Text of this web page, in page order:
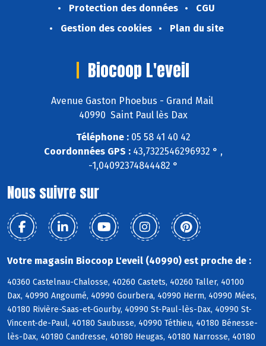
Protection des données
CGU
Gestion des cookies
Plan du site
Biocoop L'eveil
Avenue Gaston Phoebus - Grand Mail
40990 Saint Paul lès Dax
Téléphone :05 58 41 40 42
Coordonnées GPS :43,7322546296932 ° ,
-1,04092374844482 °
Nous suivre sur
Votre magasin Biocoop L'eveil (40990) est proche de :
40360 Castelnau-Chalosse, 40260 Castets, 40260 Taller, 40100
Dax, 40990 Angoumé, 40990 Gourbera, 40990 Herm, 40990 Mées,
40180 Rivière-Saas-et-Gourby, 40990 St-Paul-lès-Dax, 40990 St-
Vincent-de-Paul, 40180 Saubusse, 40990 Téthieu, 40180 Bénesse-
lès-Dax, 40180 Candresse, 40180 Heugas, 40180 Narrosse, 40180